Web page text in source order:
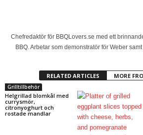
Chefredaktör för BBQLovers.se med ett
BBQ. Arbetar som demonstratör för Weber
RELATED ARTICLES MORE
Grilltillbehör
Helgrillad blomkål med
currysmör,
citronyoghurt och
rostade mandlar